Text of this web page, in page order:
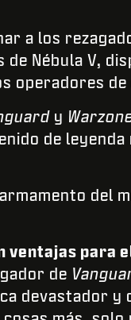
a los
Nébula V,
operadores
y
de
del
ventajas para
de
devastador y